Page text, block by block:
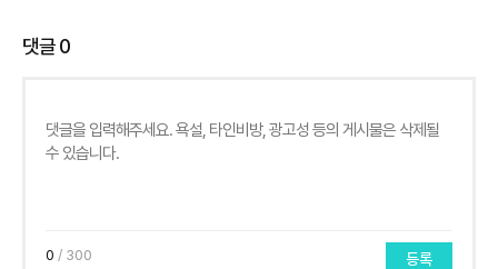
댓글0
0 / 300 등록